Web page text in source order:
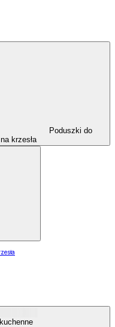
Poduszki do
krzesła